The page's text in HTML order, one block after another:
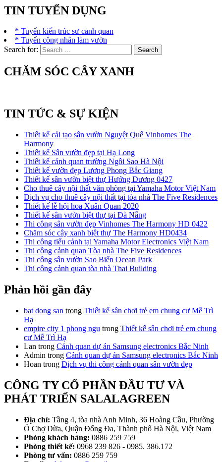
TIN TUYỂN DỤNG
* Tuyển kiến trúc sư cảnh quan
* Tuyển công nhân làm vườn
Search for:
CHĂM SÓC CÂY XANH
TIN TỨC & SỰ KIỆN
Thiết kế cải tạo sân vườn Nguyệt Quế Vinhomes The
Harmony
Thiết kế Sân vườn đẹp tại Hạ Long
Thiết kế cảnh quan trường Ngôi Sao Hà Nội
Thiết kế vườn đẹp Lương Phong Bắc Giang
Thiết kế sân vườn biệt thự Hướng Dương 0427
Cho thuê cây nội thất văn phòng tại Yamaha Motor Việt Nam
Dịch vụ cho thuê cây nội thất tại tòa nhà The Five Residences
Thiết kế lễ hội hoa Xuân Quan 2020
Thiết kế sân vườn biệt thự tại Đà Nẵng
Thi công sân vườn đẹp Vinhomes The Harmony HD 0422
Chăm sóc cây xanh biệt thự The Harmony HD0434
Thi công tiểu cảnh tại Yamaha Motor Electronics Việt Nam
Thi công cảnh quan Tòa nhà The Five Residences
Thi công sân vườn Sao Biển Ocean Park
Thi công cảnh quan tòa nhà Thai Building
Phản hồi gần đây
bat dong san trong Thiết kế sân chơi trẻ em chung cư Mễ Trì
Hạ
empire city 1 phong ngu trong Thiết kế sân chơi trẻ em chung
cư Mễ Trì Hạ
Lan trong Cảnh quan dự án Samsung electronics Bắc Ninh
Admin trong Cảnh quan dự án Samsung electronics Bắc Ninh
Hoan trong Dịch vụ thi công cảnh quan sân vườn đẹp
CÔNG TY CỔ PHẦN ĐẦU TƯ VÀ
PHÁT TRIỂN SALALAGREEN
Địa chỉ: Tầng 4, tòa nhà Anh Minh, 36 Hoàng Cầu, Phường
Ô Chợ Dừa, Quận Đống Đa, Thành phố Hà Nội, Việt Nam
Phòng khách hàng: 0886 259 759
Phòng thiết kế: 0968 239 826 - 0985. 386.172
Phòng tư vấn: 0886 259 759